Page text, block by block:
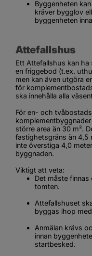
Byggenheten
kräver bygglov
byggenheten
Attefallshus
Ett Attefallshus kan ha
en friggebod (t.ex.
men kan även utgöra
för
ska innehålla alla
För en- och
större area än 30 m².
fastighetsgräns än 4,5
inte överstiga 4,0
byggnaden.
Viktigt att veta:
Det måste
tomten.
Attefallshuset
byggas ihop
Anmälan krävs
innan
startbesked.